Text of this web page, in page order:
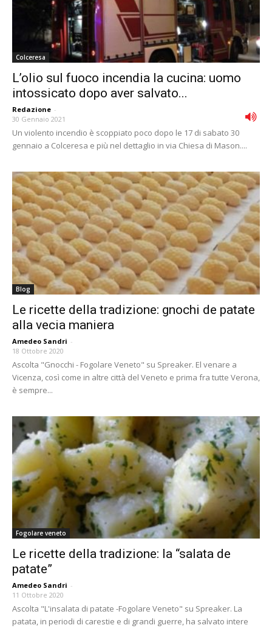
Colceresa
L’olio sul fuoco incendia la cucina: uomo
intossicato dopo aver salvato...
Redazione -
30 Gennaio 2021
Un violento incendio è scoppiato poco dopo le 17 di sabato 30
gennaio a Colceresa e più nel dettaglio in via Chiesa di Mason....
Blog
Le ricette della tradizione: gnochi de patate
alla vecia maniera
Amedeo Sandri -
18 Ottobre 2020
Ascolta "Gnocchi - Fogolare Veneto" su Spreaker. El venare a
Vicenza, così come in altre città del Veneto e prima fra tutte Verona,
è sempre...
Fogolare veneto
Le ricette della tradizione: la “salata de
patate”
Amedeo Sandri -
11 Ottobre 2020
Ascolta "L'insalata di patate -Fogolare Veneto" su Spreaker. La
patata, in periodi di carestie e di grandi guerre, ha salvato intere